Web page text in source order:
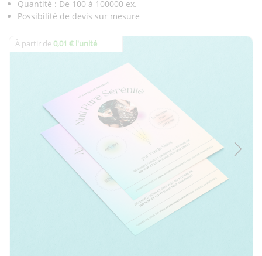
Quantité : De 100 à 100000 ex.
Possibilité de devis sur mesure
À partir de 0,01 € l'unité